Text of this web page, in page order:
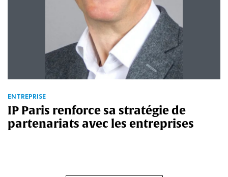
ENTREPRISE
IP Paris renforce sa stratégie de
partenariats avec les entreprises